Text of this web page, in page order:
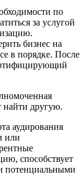
по
за услугой
бизнес на
в порядке. После
найти другую.
аудирования
или
способствует
потенциальными